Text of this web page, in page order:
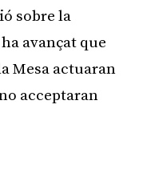
sobre la
avançat que
Mesa actuaran
acceptaran